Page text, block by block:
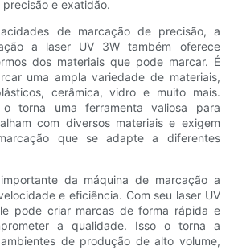
e exatidão.
de marcação de precisão, a
a laser UV 3W também oferece
dos materiais que pode marcar. É
uma ampla variedade de materiais,
cerâmica, vidro e muito mais.
o torna uma ferramenta valiosa para
com diversos materiais e exigem
que se adapte a diferentes
da máquina de marcação a
e eficiência. Com seu laser UV
pode criar marcas de forma rápida e
a qualidade. Isso o torna a
de produção de alto volume,